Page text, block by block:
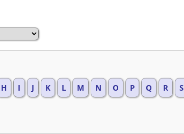
H I J K L M N O P Q R S